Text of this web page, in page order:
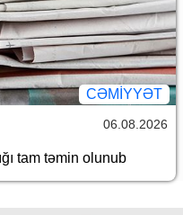
CƏMİYYƏT
06.08.2026
tam təmin olunub